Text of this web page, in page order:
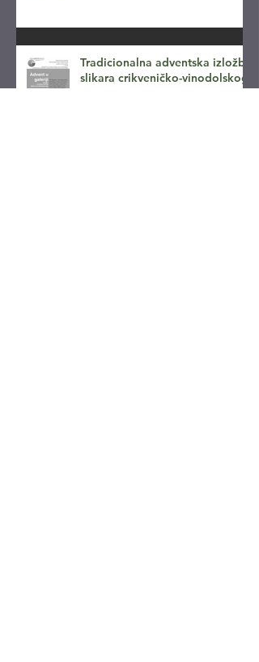
Tradicionalna adventska izložba
slikara crikveničko-vinodolskog